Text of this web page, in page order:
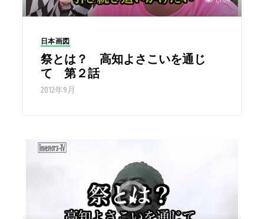
日本画図
祭とは？ 高知よさこいを通じ
て 第２話
2012年9月